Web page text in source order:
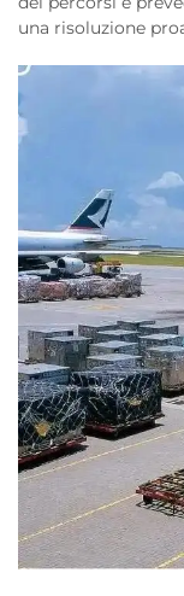
una risoluzione